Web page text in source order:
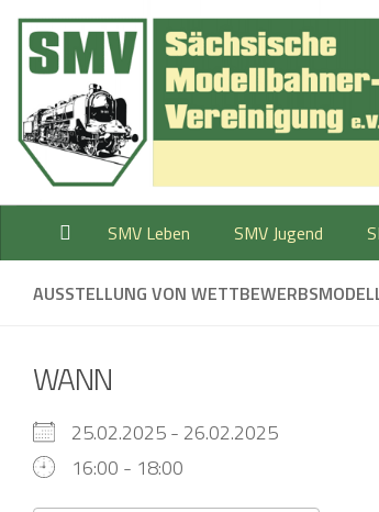
Zum Inhalt springen
SMV Leben SMV Jugend
AUSSTELLUNG VON
WANN
25.02.2025 - 26.02.2025
16:00 - 18:00